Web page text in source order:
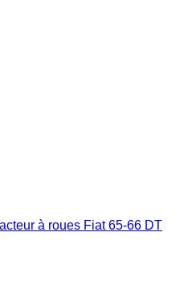
à roues Fiat 65-66 DT